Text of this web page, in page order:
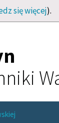
się więcej).